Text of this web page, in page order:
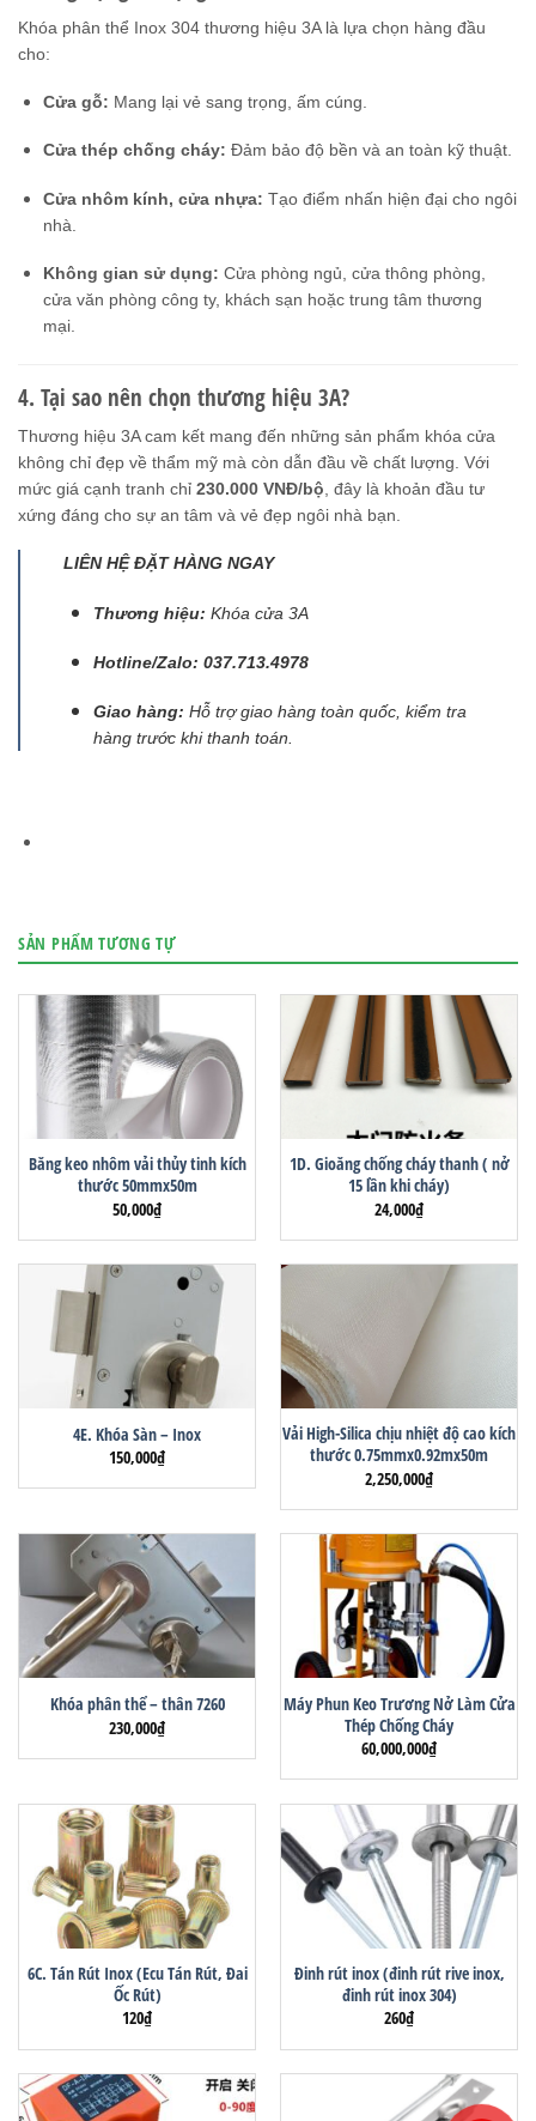
Khóa phân thể Inox 304 thương hiệu 3A là lựa chọn hàng đầu
cho:
Cửa gỗ: Mang lại vẻ sang trọng, ấm cúng.
Cửa thép chống cháy: Đảm bảo độ bền và an toàn kỹ thuật.
Cửa nhôm kính, cửa nhựa: Tạo điểm nhấn hiện đại cho ngôi
nhà.
Không gian sử dụng: Cửa phòng ngủ, cửa thông phòng,
cửa văn phòng công ty, khách sạn hoặc trung tâm thương
mại.
4. Tại sao nên chọn thương hiệu 3A?
Thương hiệu 3A cam kết mang đến những sản phẩm khóa cửa
không chỉ đẹp về thẩm mỹ mà còn dẫn đầu về chất lượng. Với
mức giá cạnh tranh chỉ 230.000 VNĐ/bộ , đây là khoản đầu tư
xứng đáng cho sự an tâm và vẻ đẹp ngôi nhà bạn.
LIÊN HỆ ĐẶT HÀNG NGAY
Thương hiệu: Khóa cửa 3A
Hotline/Zalo: 037.713.4978
Giao hàng: Hỗ trợ giao hàng toàn quốc, kiểm tra
hàng trước khi thanh toán.
SẢN PHẨM TƯƠNG TỰ
Băng keo nhôm vải thủy tinh kích
thước 50mmx50m
50,000₫
1D. Gioăng chống cháy thanh ( nở
15 lần khi cháy)
24,000₫
4E. Khóa Sàn – Inox
150,000₫
Vải High-Silica chịu nhiệt độ cao kích
thước 0.75mmx0.92mx50m
2,250,000₫
Khóa phân thể – thân 7260
230,000₫
Máy Phun Keo Trương Nở Làm Cửa
Thép Chống Cháy
60,000,000₫
6C. Tán Rút Inox (Ecu Tán Rút, Đai
Ốc Rút)
120₫
Đinh rút inox (đinh rút rive inox,
đinh rút inox 304)
260₫